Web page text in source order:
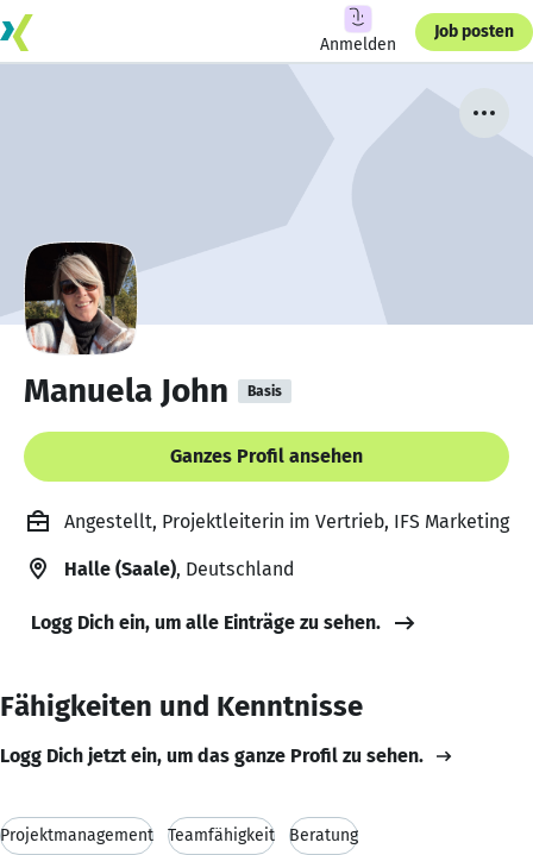
Anmelden
Job posten
Manuela John Basis
Ganzes Profil ansehen
Angestellt, Projektleiterin im Vertrieb, IFS Marketing
Halle (Saale), Deutschland
Logg Dich ein, um alle Einträge zu sehen.
Fähigkeiten und Kenntnisse
Logg Dich jetzt ein, um das ganze Profil zu sehen.
Projektmanagement Teamfähigkeit Beratung